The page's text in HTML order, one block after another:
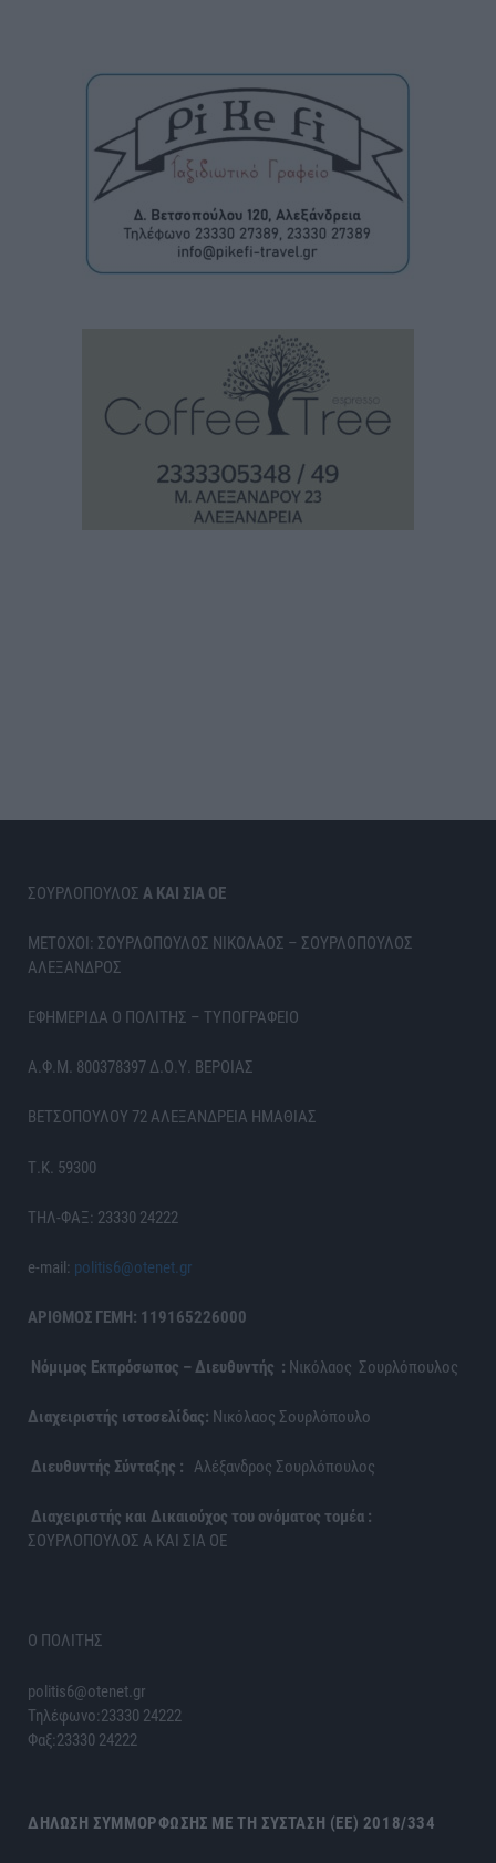
ΣΟΥΡΛΟΠΟΥΛΟΣ Α ΚΑΙ ΣΙΑ ΟΕ
ΜΕΤΟΧΟΙ: ΣΟΥΡΛΟΠΟΥΛΟΣ ΝΙΚΟΛΑΟΣ – ΣΟΥΡΛΟΠΟΥΛΟΣ
ΑΛΕΞΑΝΔΡΟΣ
ΕΦΗΜΕΡΙΔΑ Ο ΠΟΛΙΤΗΣ – ΤΥΠΟΓΡΑΦΕΙΟ
Α.Φ.Μ. 800378397 Δ.Ο.Υ. ΒΕΡΟΙΑΣ
ΒΕΤΣΟΠΟΥΛΟΥ 72 ΑΛΕΞΑΝΔΡΕΙΑ ΗΜΑΘΙΑΣ
Τ.Κ. 59300
ΤΗΛ-ΦΑΞ: 23330 24222
e-mail: politis6@otenet.gr
ΑΡΙΘΜΟΣ ΓΕΜΗ: 119165226000
Νόμιμος Εκπρόσωπος – Διευθυντής : Νικόλαος Σουρλόπουλος
Διαχειριστής ιστοσελίδας: Νικόλαος Σουρλόπουλο
Διευθυντής Σύνταξης : Αλέξανδρος Σουρλόπουλος
Διαχειριστής και Δικαιούχος του ονόματος τομέα :
ΣΟΥΡΛΟΠΟΥΛΟΣ Α ΚΑΙ ΣΙΑ ΟΕ
Ο ΠΟΛΙΤΗΣ
politis6@otenet.gr
Τηλέφωνο:23330 24222
Φαξ:23330 24222
ΔΉΛΩΣΗ ΣΥΜΜΌΡΦΩΣΗΣ ΜΕ ΤΗ ΣΎΣΤΑΣΗ (ΕΕ) 2018/334